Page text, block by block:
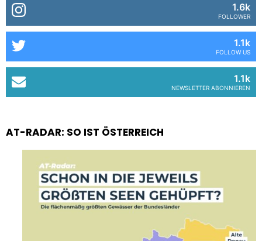
1.6k
FOLLOWER
1.1k
FOLLOW US
1.1k
NEWSLETTER ABONNIEREN
AT-RADAR: SO IST ÖSTERREICH